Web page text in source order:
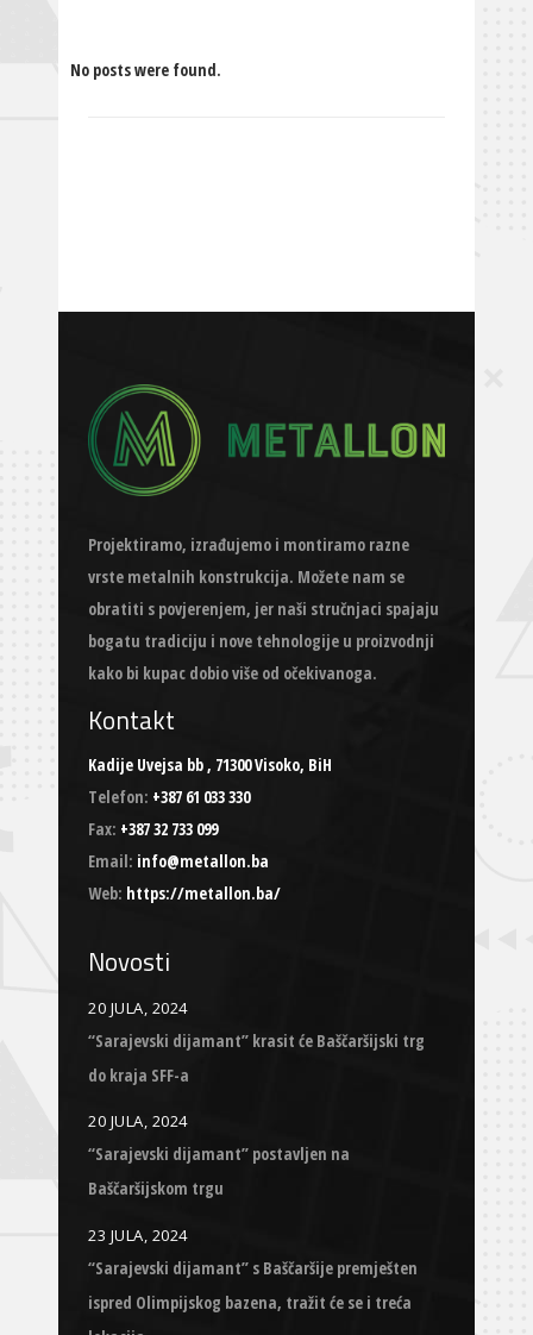
No posts were found.
Projektiramo, izrađujemo i montiramo razne
vrste metalnih konstrukcija. Možete nam se
obratiti s povjerenjem, jer naši stručnjaci spajaju
bogatu tradiciju i nove tehnologije u proizvodnji
kako bi kupac dobio više od očekivanoga.
Kontakt
Kadije Uvejsa bb , 71300 Visoko, BiH
Telefon: +387 61 033 330
Fax: +387 32 733 099
Email: info@metallon.ba
Web: https://metallon.ba/
Novosti
20 JULA, 2024
“Sarajevski dijamant” krasit će Baščaršijski trg
do kraja SFF-a
20 JULA, 2024
“Sarajevski dijamant” postavljen na
Baščaršijskom trgu
23 JULA, 2024
“Sarajevski dijamant” s Baščaršije premješten
ispred Olimpijskog bazena, tražit će se i treća